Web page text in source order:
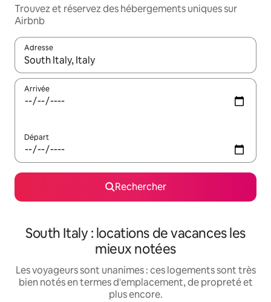
Trouvez et réservez des hébergements uniques sur
Airbnb
Adresse
Lorsque les résultats s'affichent, utilisez les flèches vers le
Arrivée
Départ
Rechercher
South Italy : locations de vacances les
mieux notées
Les voyageurs sont unanimes : ces logements sont très
bien notés en termes d'emplacement, de propreté et
plus encore.